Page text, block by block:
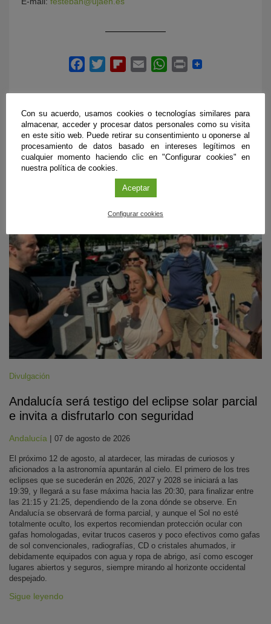
ÚLTIMAS PUBLICACIONES
Divulgación
Andalucía será testigo del eclipse solar parcial
e invita a disfrutarlo con seguridad
Andalucía | 07 de agosto de 2026
El próximo 12 de agosto, al atardecer, las miradas de curiosos y
aficionados a la astronomía apuntarán al cielo. El primero de los tres
eclipses que se sucederán en 2026, 2027 y 2028 se iniciará a las
19:39, y llegará a su fase máxima hacia las 20:30, para finalizar entre
las 21:15 y 21:25, dependiendo de la zona dónde se observe. En
Andalucía se observará de forma parcial, y aunque el Sol no esté
totalmente oculto, los expertos recomiendan protección ocular con
gafas homologadas, evitar trucos caseros y poco efectivos como gafas
de sol convencionales, radiografías, CD o cristales ahumados, ir
debidamente equipados con agua y ropa de abrigo, así como escoger
lugares abiertos y seguros, siempre mirando al horizonte occidental
despejado.
Sigue leyendo
Con su acuerdo, usamos cookies o tecnologías similares para
almacenar, acceder y procesar datos personales como su visita
en este sitio web. Puede retirar su consentimiento u oponerse al
procesamiento de datos basado en intereses legítimos en
cualquier momento haciendo clic en "Configurar cookies" en
nuestra política de cookies.
Aceptar
Configurar cookies